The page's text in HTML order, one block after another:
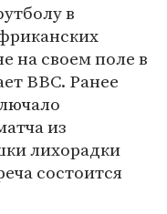
в
на своем поле в
BBC. Ранее
из
лихорадки
состоится